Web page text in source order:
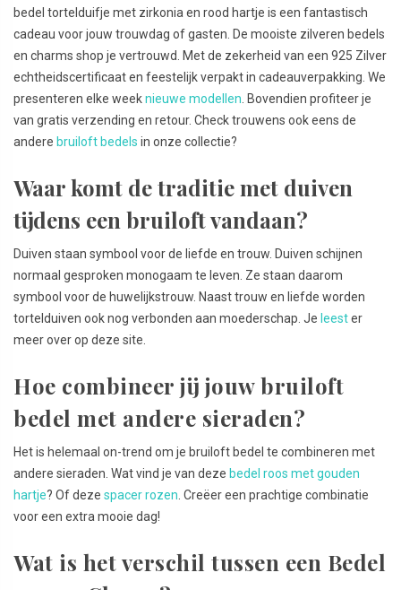
bedel tortelduifje met zirkonia en rood hartje is een fantastisch
cadeau voor jouw trouwdag of gasten. De mooiste zilveren bedels
en charms shop je vertrouwd. Met de zekerheid van een 925 Zilver
echtheidscertificaat en feestelijk verpakt in cadeauverpakking. We
presenteren elke weeknieuwe modellen. Bovendien profiteer je
van gratis verzending en retour. Check trouwens ook eens de
andere bruiloft bedels in onze collectie?
Waar komt de traditie met duiven
tijdens een bruiloft vandaan?
Duiven staan symbool voor de liefde en trouw. Duiven schijnen
normaal gesproken monogaam te leven. Ze staan daarom
symbool voor de huwelijkstrouw. Naast trouw en liefde worden
tortelduiven ook nog verbonden aan moederschap. Je leester
meer over op deze site.
Hoe combineer jij jouw bruiloft
bedel met andere sieraden?
Het is helemaal on-trend om je bruiloft bedel te combineren met
andere sieraden. Wat vind je van deze bedel roos met gouden
hartje? Of deze spacer rozen. Creëer een prachtige combinatie
voor een extra mooie dag!
Wat is het verschil tussen een Bedel